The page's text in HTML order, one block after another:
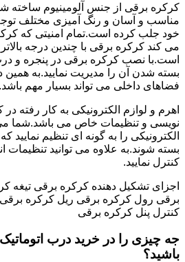
کرکره برقی از جنس آلومینیوم ساخته
مناسب و آسان و رنگ آمیزی مختلف توجه
خود جلب کرده است.تمام امنیتی که
می کند کرکره برقی با چندین درجه
است.با نصب کرکره برقی در پنجره و
بسته شدن آن را مدیریت نمایید.به همین
فضاهای داخلی می تواند بسیار مهم باشد.
اهرم و لوازم الکترونیکی به کار رفته
نویسی و تنظیمات خاص می باشد.شما می
الکترونیکی را به گونه ای تنظیم
بسته شوند.به علاوه می توانید تنظیمات
کنترل نمایید.
اجزای تشکیل دهنده کرکره برقی تیغه
برقی رول کرکره برقی ریل کرکره
کنترل پنل کرکره برقی
جه چیزی را در خرید درب
باشید؟